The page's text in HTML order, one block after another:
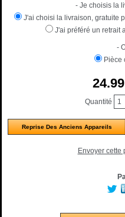
- Je choisis la
J'ai choisi la livraison, gratuite
J'ai préféré un retrait
-
Pièce
24.99
Quantité
Reprise Des Anciens Appareils
Envoyer cette